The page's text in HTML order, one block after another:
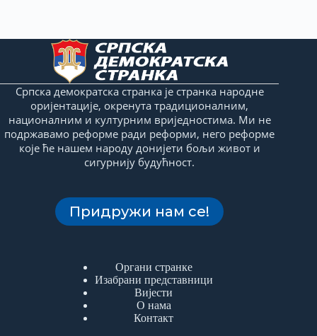
Српска демократска странка је странка народне
оријентације, окренута традиционалним,
националним и културним вриједностима. Ми не
подржавамо реформе ради реформи, него реформе
које ће нашем народу донијети бољи живот и
сигурнију будућност.
Придружи нам се!
Органи странке
Изабрани представници
Вијести
О нама
Контакт